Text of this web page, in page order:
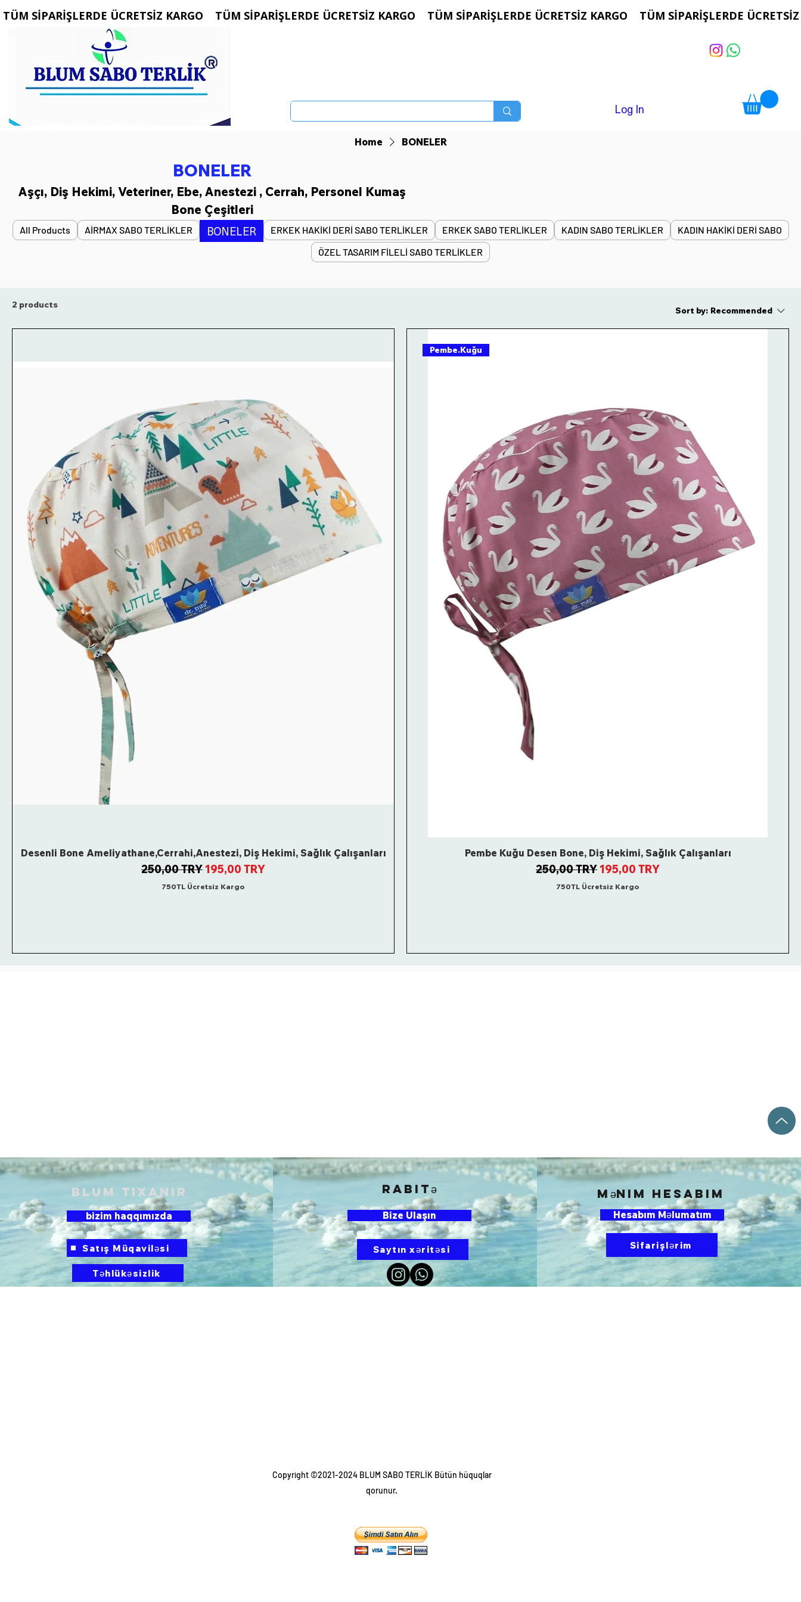
TÜM SİPARİŞLERDE ÜCRETSİZ KARGO
Log In
Home BONELER
BONELER
Aşçı, Diş Hekimi, Veteriner, Ebe, Anestezi , Cerrah, Personel Kumaş
Bone Çeşitleri
All Products AİRMAX SABO TERLİKLER BONELER ERKEK HAKİKİ DERİ SABO TERLİKLER ERKEK SABO TERLİKLER KADIN SABO TERLİKLER
KADIN HAKİKİ DERİ SABO
ÖZEL TASARIM FİLELİ SABO TERLİKLER
2 products
Sort by: Recommended
Desenli Bone Ameliyathane,Cerrahi,Anestezi, Diş Hekimi, Sağlık Çalışanları
Regular Price
250,00 TRY Sale Price
195,00 TRY
750TL Ücretsiz Kargo
Pembe.Kuğu
Pembe Kuğu Desen Bone, Diş Hekimi, Sağlık Çalışanları
Regular Price
250,00 TRY Sale Price
195,00 TRY
750TL Ücretsiz Kargo
Blum tıxanır
bizim haqqımızda
Satış Müqaviləsi
Düymə
Təhlükəsizlik
rabitə
Bize Ulaşın
Saytın xəritəsi
mənim Hesabım
Hesabım Məlumatım
Sifarişlərim
Copyright ©2021-2024 BLUM SABO TERLİK Bütün hüquqlar
qorunur.